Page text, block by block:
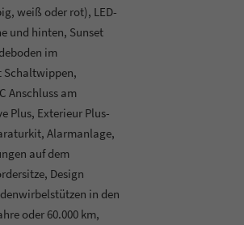
weiß oder rot), LED-
und hinten, Sunset
im
Schaltwippen,
Anschluss am
Plus, Exterieur Plus-
Alarmanlage,
auf dem
Design
in den
oder 60.000 km,